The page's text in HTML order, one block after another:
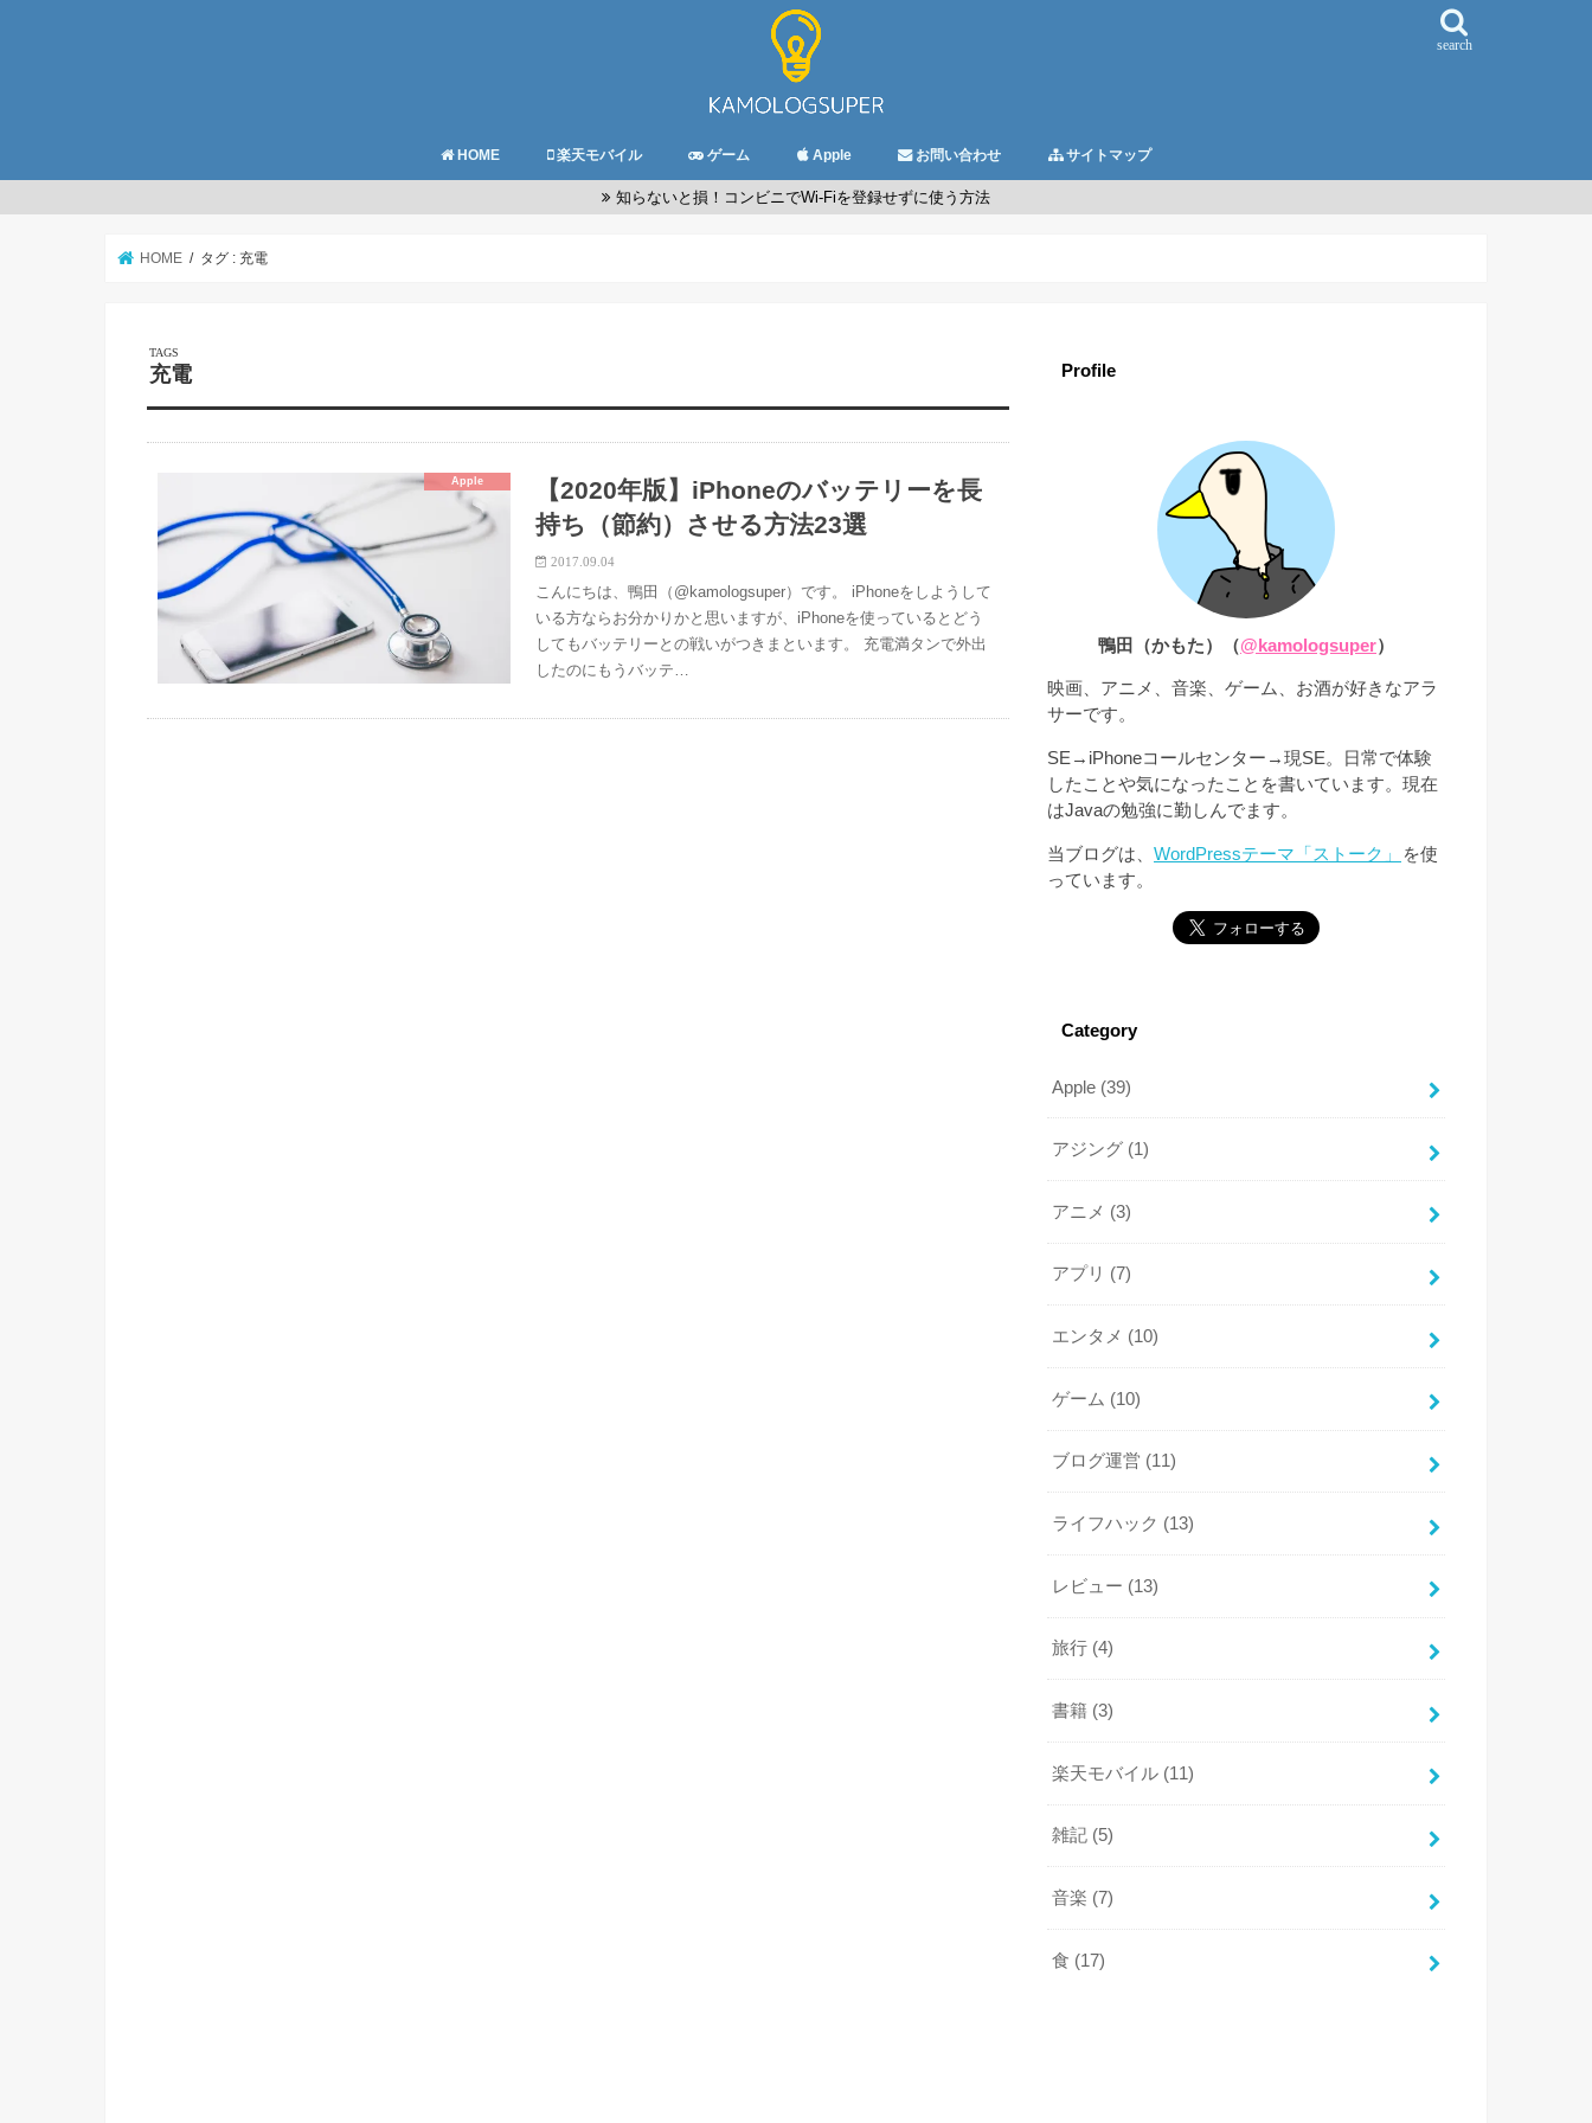
search
HOME 楽天モバイル ゲーム Apple お問い合わせ サイトマップ
知らないと損！コンビニでWi-Fiを登録せずに使う方法
HOME タグ : 充電
充電
Apple
【2020年版】iPhoneのバッテリーを長
持ち（節約）させる方法23選
2017.09.04
こんにちは、鴨田（@kamologsuper）です。 iPhoneをしようして
いる方ならお分かりかと思いますが、iPhoneを使っているとどう
してもバッテリーとの戦いがつきまといます。 充電満タンで外出
したのにもうバッテ…
Profile
鴨田（かもた）（@kamologsuper）
映画、アニメ、音楽、ゲーム、お酒が好きなアラ
サーです。
SE→iPhoneコールセンター→現SE。日常で体験
したことや気になったことを書いています。現在
はJavaの勉強に勤しんでます。
当ブログは、 WordPressテーマ「ストーク」
を使
っています。
Category
Apple (39)
アジング (1)
アニメ (3)
アプリ (7)
エンタメ (10)
ゲーム (10)
ブログ運営 (11)
ライフハック (13)
レビュー (13)
旅行 (4)
書籍 (3)
楽天モバイル (11)
雑記 (5)
音楽 (7)
食 (17)